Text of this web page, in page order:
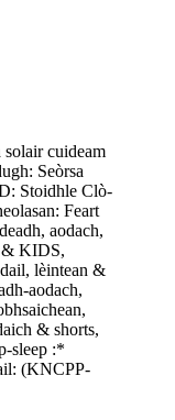
solair cuideam
Seòrsa
Stoidhle Clò-
Feart
aodach,
& KIDS,
lèintean &
aodach,
& shorts,
sleep :*
(KNCPP-